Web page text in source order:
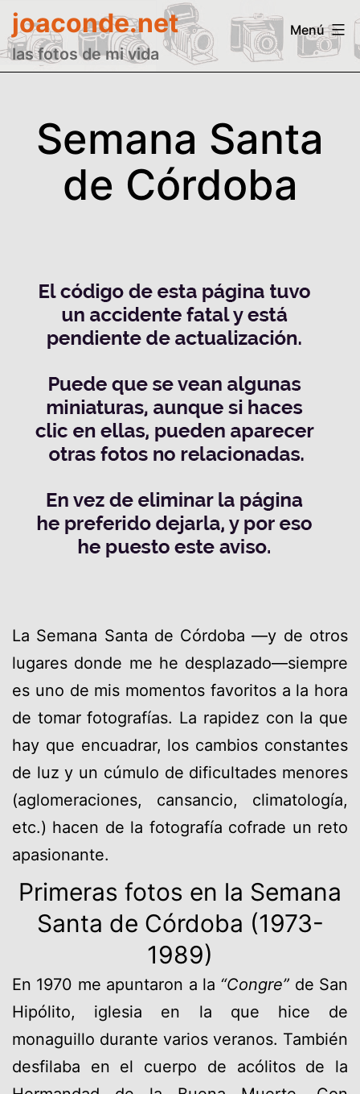
Saltar
al
contenido
joaconde.net
las fotos de mi vida
Menú
Semana Santa
de Córdoba
La Semana Santa de Córdoba —y de otros
lugares donde me he desplazado—siempre
es uno de mis momentos favoritos a la hora
de tomar fotografías. La rapidez con la que
hay que encuadrar, los cambios constantes
de luz y un cúmulo de dificultades menores
(aglomeraciones, cansancio, climatología,
etc.) hacen de la fotografía cofrade un reto
apasionante.
Primeras fotos en la Semana
Santa de Córdoba (1973-
1989)
En 1970 me apuntaron a la “Congre” de San
Hipólito, iglesia en la que hice de
monaguillo durante varios veranos. También
desfilaba en el cuerpo de acólitos de la